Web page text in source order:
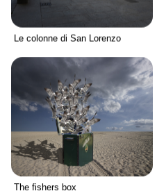
Le colonne di San Lorenzo
The fishers box